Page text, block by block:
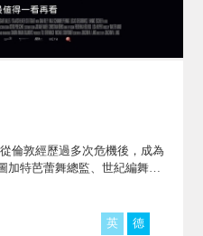
倫敦經歷過多次危機後，成為
加特芭蕾舞總監、世紀編舞大
英 德